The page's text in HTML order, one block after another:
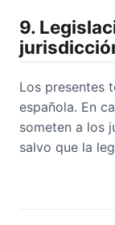
9.
Los presentes
española. En
someten a los
salvo que la